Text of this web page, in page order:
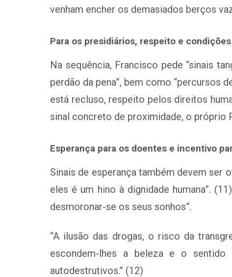
venham encher os demasiados berços
Para os presidiários, respeito e
Na sequência, Francisco pede “sinais
perdão da pena”, bem como “percursos
está recluso, respeito pelos direitos
sinal concreto de proximidade, o próprio
Esperança para os doentes e incentivo
Sinais de esperança também devem ser
eles é um hino à dignidade humana”.
desmoronar-se os seus sonhos”.
“A ilusão das drogas, o risco da
escondem-lhes a beleza e o
autodestrutivos.” (12)